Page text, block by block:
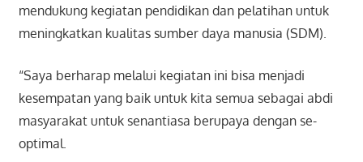
mendukung kegiatan pendidikan dan pelatihan untuk
meningkatkan kualitas sumber daya manusia (SDM).
“Saya berharap melalui kegiatan ini bisa menjadi
kesempatan yang baik untuk kita semua sebagai abdi
masyarakat untuk senantiasa berupaya dengan se-
optimal.